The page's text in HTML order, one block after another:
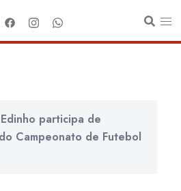
Edinho participa de
Campeonato de Futebol